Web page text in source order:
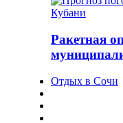
Ракетная
Отдых в Сочи